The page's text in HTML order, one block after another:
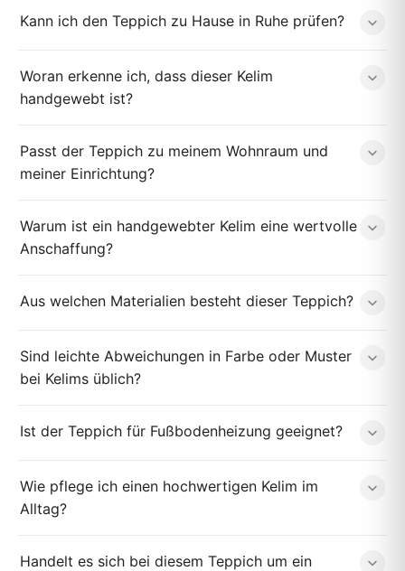
Kann ich den Teppich zu Hause in Ruhe prüfen?
Woran erkenne ich, dass dieser Kelim
handgewebt ist?
Passt der Teppich zu meinem Wohnraum und
meiner Einrichtung?
Warum ist ein handgewebter Kelim eine wertvolle
Anschaffung?
Aus welchen Materialien besteht dieser Teppich?
Sind leichte Abweichungen in Farbe oder Muster
bei Kelims üblich?
Ist der Teppich für Fußbodenheizung geeignet?
Wie pflege ich einen hochwertigen Kelim im
Alltag?
Handelt es sich bei diesem Teppich um ein